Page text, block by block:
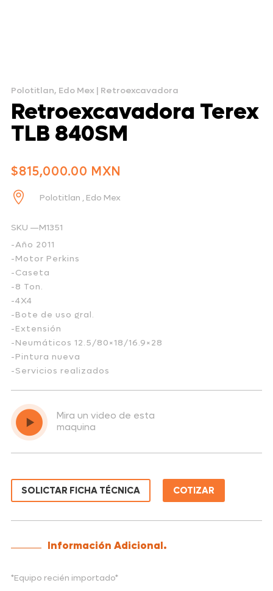
Polotitlan, Edo Mex | Retroexcavadora
Retroexcavadora Terex
TLB 840SM
$815,000.00
 Polotitlan , Edo Mex
SKU —M1351
-Año 2011
-Motor Perkins
-Caseta
-8 Ton.
-4X4
-Bote de uso gral.
-Extensión
-Neumáticos 12.5/80×18/16.9×28
-Pintura nueva
-Servicios realizados
Mira un video de esta
maquina
SOLICTAR FICHA TÉCNICA COTIZAR
Información Adicional.
*Equipo recién importado*